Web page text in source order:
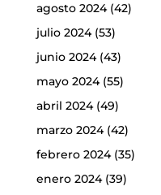
agosto 2024(42)
julio 2024(53)
junio 2024(43)
mayo 2024(55)
abril 2024(49)
marzo 2024(42)
febrero 2024(35)
enero 2024(39)